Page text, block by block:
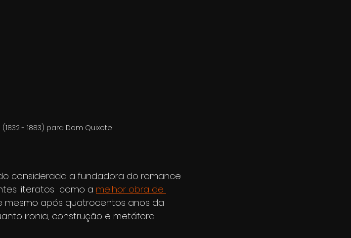
- 1883) para Dom Quixote
considerada a fundadora do romance
literatos  como a melhor obra de
mesmo após quatrocentos anos da
ironia, construção e metáfora.